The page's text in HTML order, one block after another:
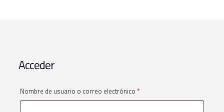
Acceder
Nombre de usuario o correo electrónico *Obligatorio